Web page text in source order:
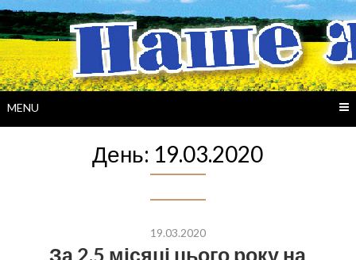
Skip
to
content
MENU
День: 19.03.2020
19.03.2020
За 2,5 місяці цього року на